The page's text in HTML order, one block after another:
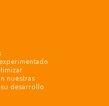
nuestras
desarrollo